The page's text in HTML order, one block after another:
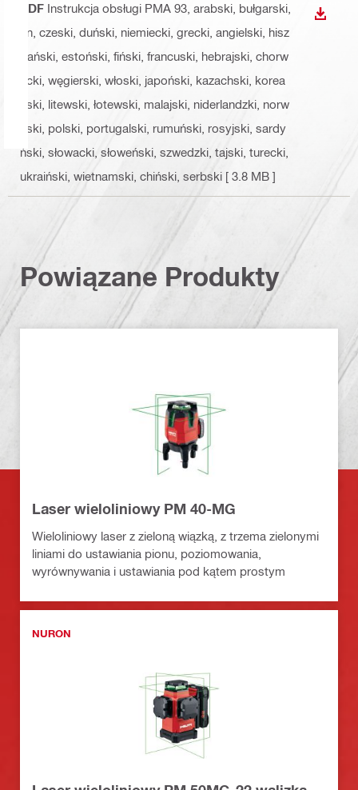
PDF Instrukcja obsługi PMA 93 , arabski, bułgarski,
cn, czeski, duński, niemiecki, grecki, angielski, hisz
pański, estoński, fiński, francuski, hebrajski, chorw
acki, węgierski, włoski, japoński, kazachski, korea
ński, litewski, łotewski, malajski, niderlandzki, norw
eski, polski, portugalski, rumuński, rosyjski, sardy
ński, słowacki, słoweński, szwedzki, tajski, turecki,
ukraiński, wietnamski, chiński, serbski [ 3.8 MB ]
Powiązane Produkty
Laser wieloliniowy PM 40-MG
Wieloliniowy laser z zieloną wiązką, z trzema zielonymi
liniami do ustawiania pionu, poziomowania,
wyrównywania i ustawiania pod kątem prostym
NURON